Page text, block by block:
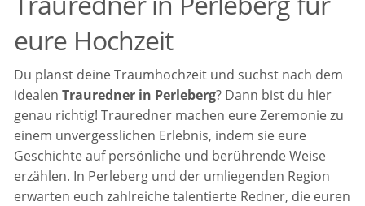
eure Hochzeit
Du planst deine Traumhochzeit und suchst nach dem
idealenTrauredner in Perleberg? Dann bist du hier
genau richtig! Trauredner machen eure Zeremonie zu
einem unvergesslichen Erlebnis, indem sie eure
Geschichte auf persönliche und berührende Weise
erzählen. In Perleberg und der umliegenden Region
erwarten euch zahlreiche talentierte Redner, die euren